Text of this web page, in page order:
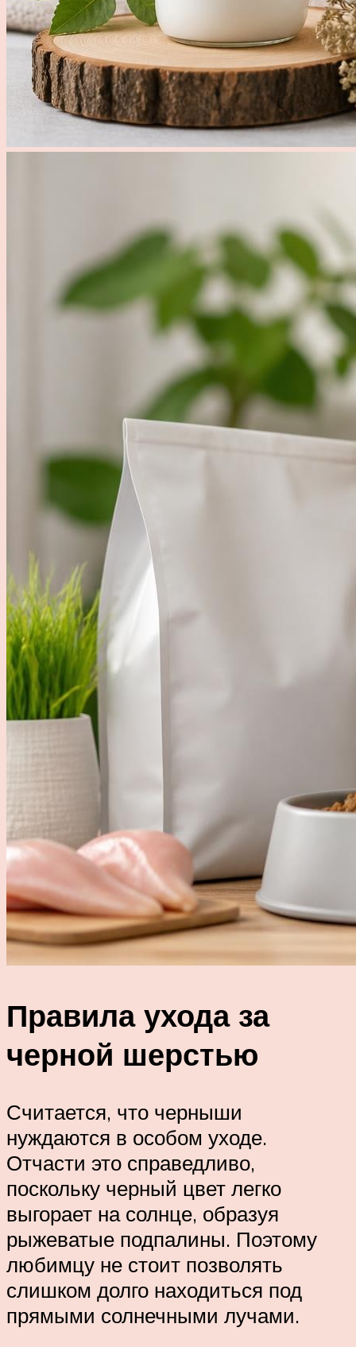
Правила ухода за
черной шерстью
Считается, что черныши
нуждаются в особом уходе.
Отчасти это справедливо,
поскольку черный цвет легко
выгорает на солнце, образуя
рыжеватые подпалины. Поэтому
любимцу не стоит позволять
слишком долго находиться под
прямыми солнечными лучами.